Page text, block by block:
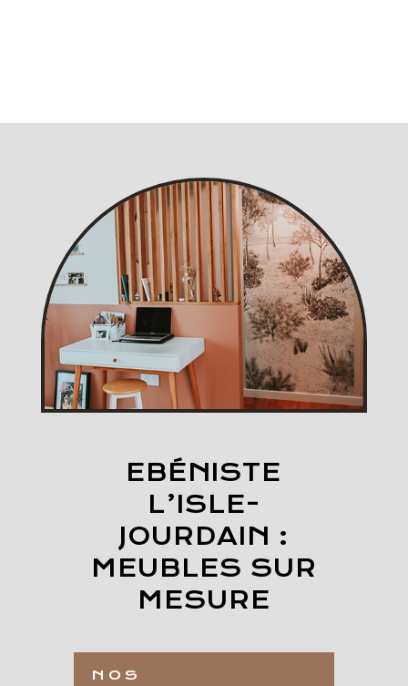
EBÉNISTE
L’ISLE-
JOURDAIN :
MEUBLES SUR
MESURE
NOS